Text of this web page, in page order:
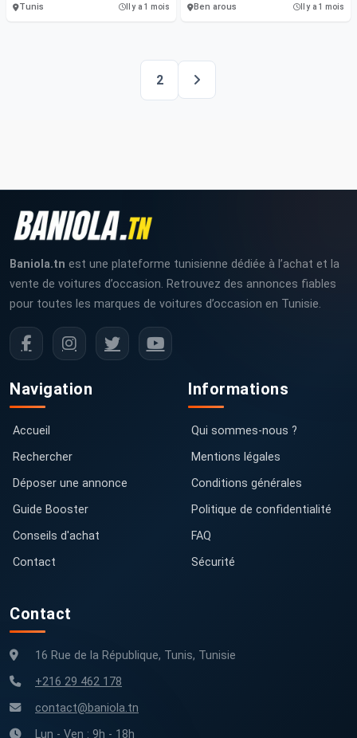
Tunis Il y a 1 mois Ben arous Il y a 1 mois
2
Baniola.tn est une plateforme tunisienne dédiée à l’achat et la
vente de voitures d’occasion. Retrouvez des annonces fiables
pour toutes les marques de voitures d’occasion en Tunisie.
Navigation
Accueil
Rechercher
Déposer une annonce
Guide Booster
Conseils d'achat
Contact
Informations
Qui sommes-nous ?
Mentions légales
Conditions générales
Politique de confidentialité
FAQ
Sécurité
Contact
16 Rue de la République, Tunis, Tunisie
+216 29 462 178
contact@baniola.tn
Lun - Ven : 9h - 18h